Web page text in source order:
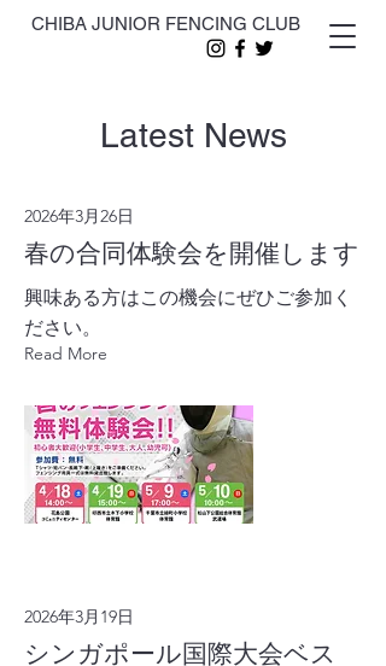
CHIBA JUNIOR FENCING CLUB
Latest News
2026年3月26日
春の合同体験会を開催します
興味ある方はこの機会にぜひご参加く
ださい。
Read More
2026年3月19日
シンガポール国際大会ベス